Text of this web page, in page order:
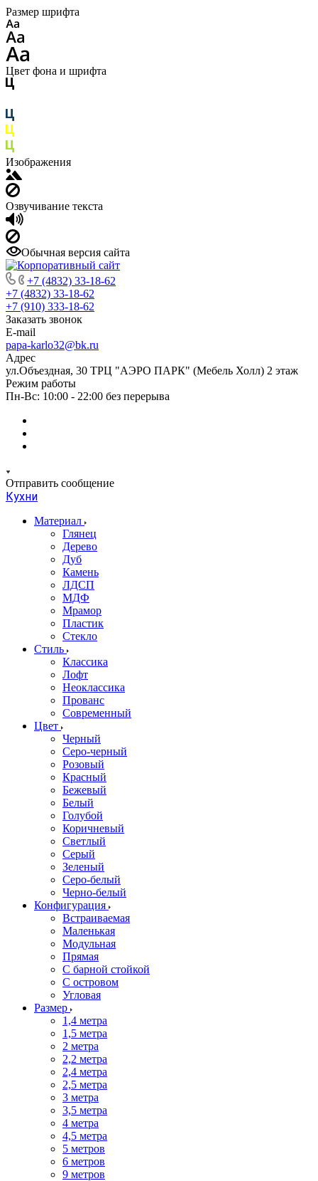
Размер шрифта
Цвет фона и шрифта
Изображения
Озвучивание текста
Обычная версия сайта
+7 (4832) 33-18-62
+7 (4832) 33-18-62
+7 (910) 333-18-62
Заказать звонок
E-mail
papa-karlo32@bk.ru
Адрес
ул.Объездная, 30 ТРЦ "АЭРО ПАРК" (Мебель Холл) 2 этаж
Режим работы
Пн-Вс: 10:00 - 22:00 без перерыва
Отправить сообщение
Кухни
Материал
Глянец
Дерево
Дуб
Камень
ЛДСП
МДФ
Мрамор
Пластик
Стекло
Стиль
Классика
Лофт
Неоклассика
Прованс
Современный
Цвет
Черный
Серо-черный
Розовый
Красный
Бежевый
Белый
Голубой
Коричневый
Светлый
Серый
Зеленый
Серо-белый
Черно-белый
Конфигурация
Встраиваемая
Маленькая
Модульная
Прямая
С барной стойкой
С островом
Угловая
Размер
1,4 метра
1,5 метра
2 метра
2,2 метра
2,4 метра
2,5 метра
3 метра
3,5 метра
4 метра
4,5 метра
5 метров
6 метров
9 метров